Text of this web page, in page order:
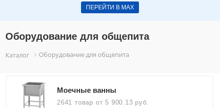
ПЕРЕЙТИ В МАХ
Оборудование для общепита
Каталог Оборудование для общепита
Моечные ванны
2641 товар от 5 900.13 руб.